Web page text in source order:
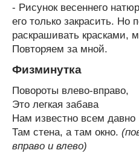
- Рисунок весеннего
его только закрасить. Но
раскрашивать красками,
Повторяем за мной.
Физминутка
Повороты влево-вправо,
Это легкая забава
Нам известно всем давно
Там стена, а там окно.
вправо и влево)